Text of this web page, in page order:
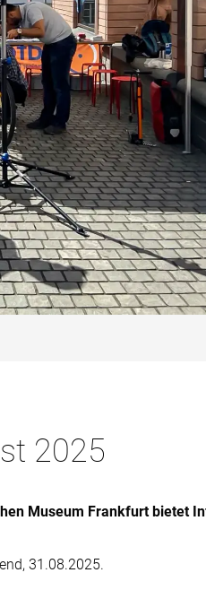
2025
Museum Frankfurt bietet
31.08.2025.